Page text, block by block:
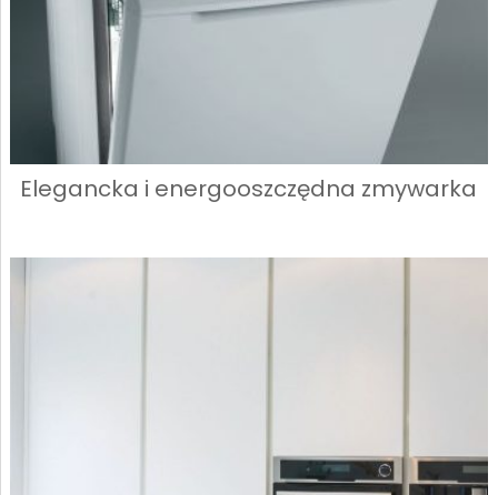
Elegancka i energooszczędna zmywarka